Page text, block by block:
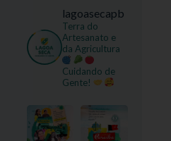
lagoasecapb
Terra do
Artesanato e
da Agricultura
Cuidando de
Gente!